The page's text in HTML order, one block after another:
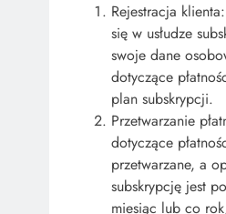
Rejestracja
się w usłudze
swoje dane
dotyczące
plan subskrypcji.
Przetwarzanie
dotyczące
przetwarzane, a
subskrypcję jest
miesiąc lub co